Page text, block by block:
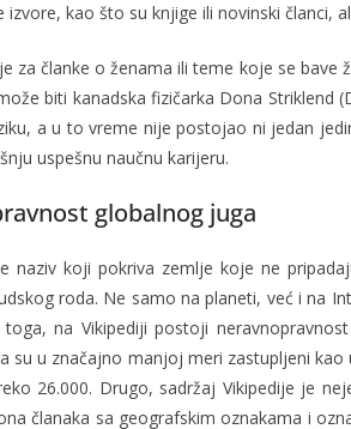
izvore, kao što su knjige ili novinski članci,
za članke o ženama ili teme koje se
biti kanadska fizičarka Dona Striklend
a u to vreme nije postojao ni jedan
uspešnu naučnu karijeru.
globalnog juga
naziv koji pokriva zemlje koje ne
roda. Ne samo na planeti, već i na
na Vikipediji postoji
su u značajno manjoj meri zastupljeni
26.000. Drugo, sadržaj Vikipedije je
članaka sa geografskim oznakama i